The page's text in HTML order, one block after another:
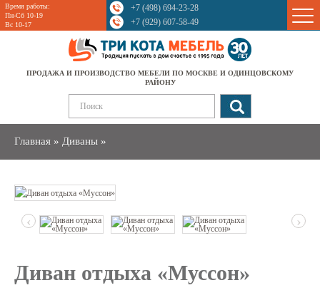
Время работы:
Пн-Сб 10-19
Вс 10-17
+7 (498) 694-23-28
+7 (929) 607-58-49
ПРОДАЖА И ПРОИЗВОДСТВО МЕБЕЛИ ПО МОСКВЕ И ОДИНЦОВСКОМУ
РАЙОНУ
Главная » Диваны »
Sale
‹ ›
Диван отдыха «Муссон»